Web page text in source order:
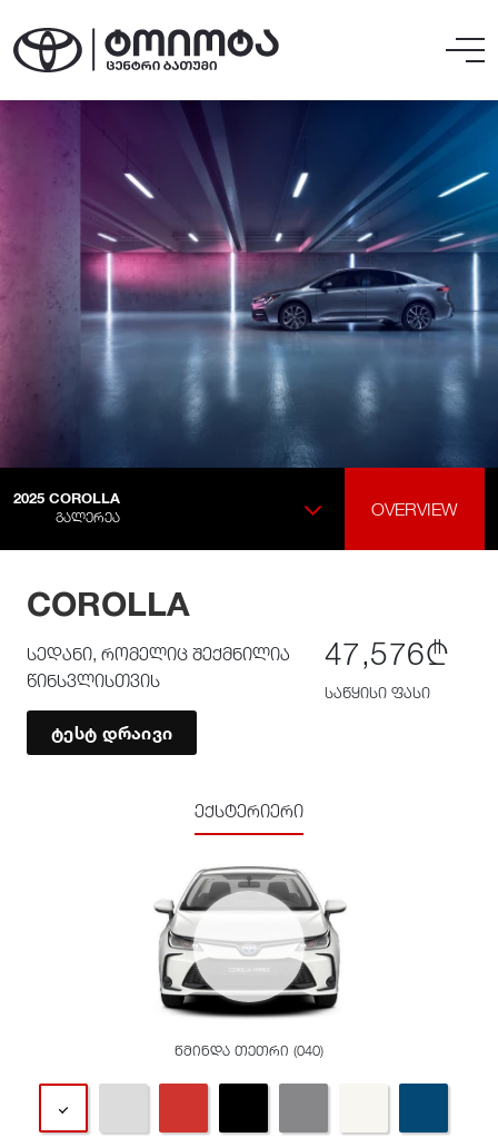
2025 COROLLA
ᲒᲐᲚᲔᲠᲔᲐ
OVERVIEW
COROLLA
სედანი, რომელიც შექმნილია
წინსვლისთვის
ტესტ დრაივი
47,576₾
საწყისი ფასი
ექსტერიერი
წმინდა თეთრი (040)